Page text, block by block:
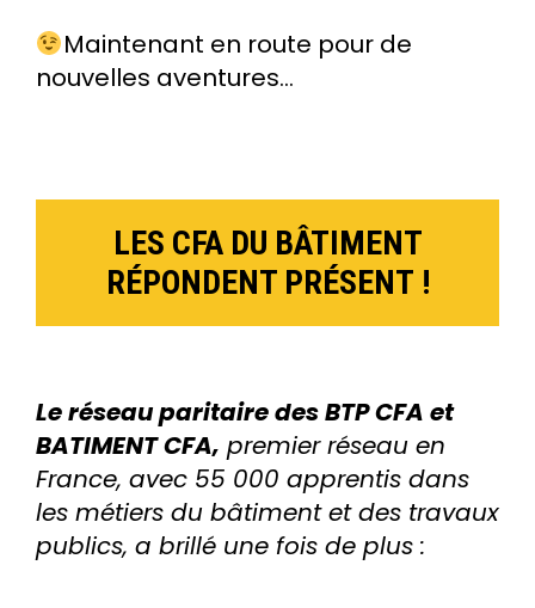
Maintenant en route pour de
nouvelles aventures…
LES CFA DU BÂTIMENT
RÉPONDENT PRÉSENT !
Le réseau paritaire des BTP CFA et
BATIMENT CFA, premier réseau en
France, avec 55 000 apprentis dans
les métiers du bâtiment et des travaux
publics, a brillé une fois de plus :